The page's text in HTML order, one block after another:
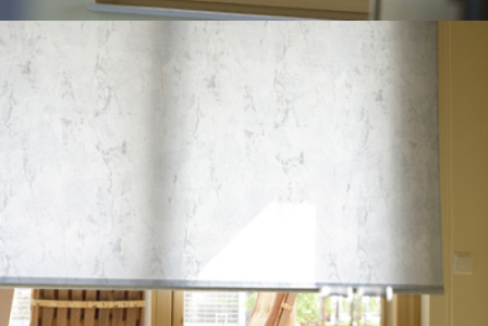
Senkrechtmarkisen
Insektenschutz
Garagentore von Novoferm
Garagentore von Normstahl